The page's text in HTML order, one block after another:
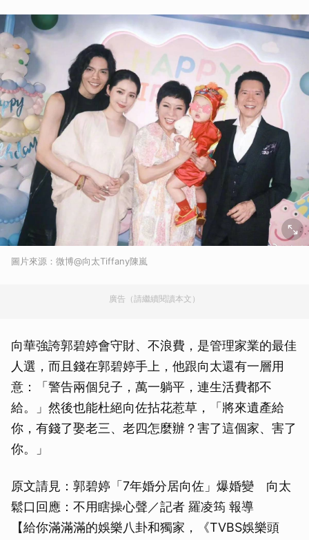
圖片來源：微博@向太Tiffany陳嵐
廣告（請繼續閱讀本文）
向華強誇郭碧婷會守財、不浪費，是管理家業的最佳
人選，而且錢在郭碧婷手上，他跟向太還有一層用
意：「警告兩個兒子，萬一躺平，連生活費都不
給。」然後也能杜絕向佐拈花惹草，「將來遺產給
你，有錢了娶老三、老四怎麼辦？害了這個家、害了
你。」
原文請見：郭碧婷「7年婚分居向佐」爆婚變 向太
鬆口回應：不用瞎操心聲／記者 羅凌筠 報導
【給你滿滿滿的娛樂八卦和獨家，《TVBS娛樂頭